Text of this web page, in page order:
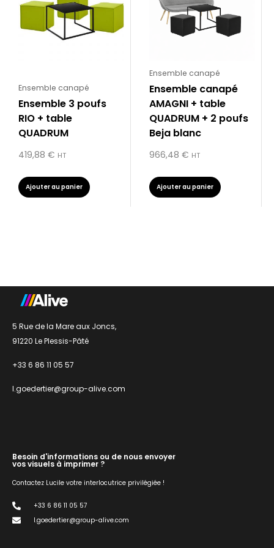
Ensemble canapé
Ensemble 3 poufs
RIO + table
QUADRUM
419,88 € HT
Ajouter au panier
Ensemble canapé
Ensemble canapé
AMAGNI + table
QUADRUM + 2 poufs
Beja blanc
966,48 € HT
Ajouter au panier
5 Rue de la Mare aux Joncs,
91220 Le Plessis-Pâté
+33 6 86 11 05 57
l.goedertier@group-alive.com
Besoin d'informations ou de nous envoyer
vos visuels à imprimer ?
Contactez Lucile votre interlocutrice privilégiée !
+33 6 86 11 05 57
l.goedertier@group-alive.com